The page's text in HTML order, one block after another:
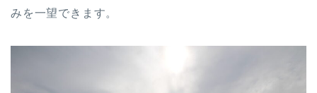
みを一望できます。